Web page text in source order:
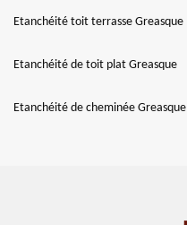
Etanchéité toit terrasse Greasque
Etanchéité de toit plat Greasque
Etanchéité de cheminée Greasque